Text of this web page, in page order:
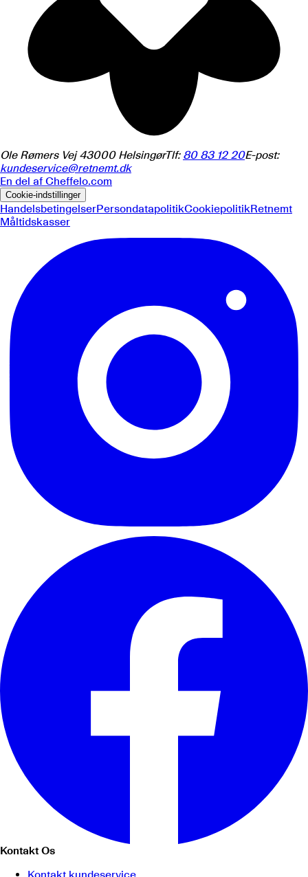
Ole Rømers Vej 43000 HelsingørTlf: 80 83 12 20E-post:
kundeservice@retnemt.dk
En del af Cheffelo.com
Cookie-indstillinger
HandelsbetingelserPersondatapolitikCookiepolitikRetnemt
Måltidskasser
Kontakt Os